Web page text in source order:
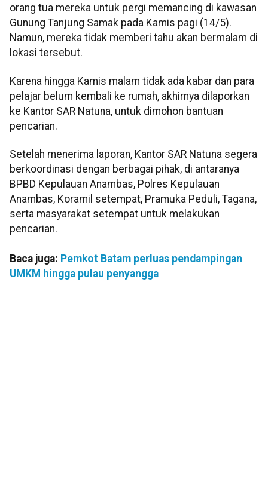
orang tua mereka untuk pergi memancing di kawasan
Gunung Tanjung Samak pada Kamis pagi (14/5).
Namun, mereka tidak memberi tahu akan bermalam di
lokasi tersebut.
Karena hingga Kamis malam tidak ada kabar dan para
pelajar belum kembali ke rumah, akhirnya dilaporkan
ke Kantor SAR Natuna, untuk dimohon bantuan
pencarian.
Setelah menerima laporan, Kantor SAR Natuna segera
berkoordinasi dengan berbagai pihak, di antaranya
BPBD Kepulauan Anambas, Polres Kepulauan
Anambas, Koramil setempat, Pramuka Peduli, Tagana,
serta masyarakat setempat untuk melakukan
pencarian.
Baca juga: Pemkot Batam perluas pendampingan
UMKM hingga pulau penyangga